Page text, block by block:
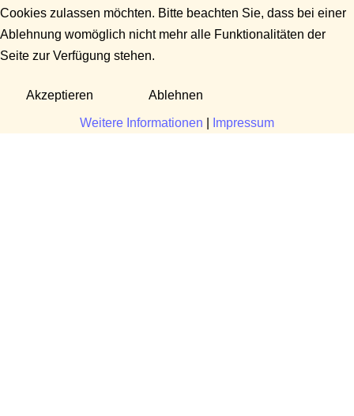
Cookies zulassen möchten. Bitte beachten Sie, dass bei einer
Ablehnung womöglich nicht mehr alle Funktionalitäten der
Seite zur Verfügung stehen.
Akzeptieren Ablehnen
Weitere Informationen Impressum